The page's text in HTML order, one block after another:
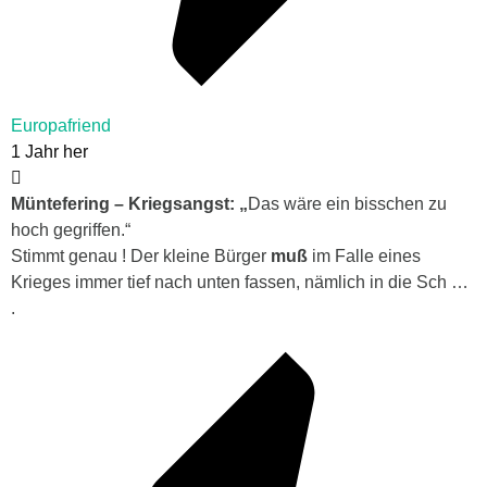
Europafriend
1 Jahr her
Müntefering – Kriegsangst: „Das wäre ein bisschen zu
hoch gegriffen.“
Stimmt genau ! Der kleine Bürger muß im Falle eines
Krieges immer tief nach unten fassen, nämlich in die Sch …
.